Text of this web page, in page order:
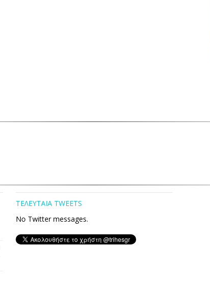
ΤΕΛΕΥΤΑΙΑ TWEETS
No Twitter messages.